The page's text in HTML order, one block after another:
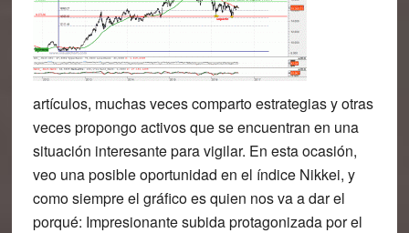
artículos, muchas veces comparto estrategias y otras
veces propongo activos que se encuentran en una
situación interesante para vigilar. En esta ocasión,
veo una posible oportunidad en el índice Nikkei, y
como siempre el gráfico es quien nos va a dar el
porqué: Impresionante subida protagonizada por el